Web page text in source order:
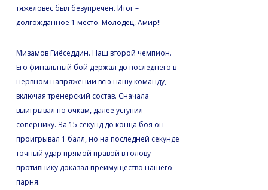
тяжеловес был безупречен. Итог –
долгожданное 1 место. Молодец, Амир!!
Мизамов Гиёседдин. Наш второй чемпион.
Его финальный бой держал до последнего в
нервном напряжении всю нашу команду,
включая тренерский состав. Сначала
выигрывал по очкам, далее уступил
сопернику. За 15 секунд до конца боя он
проигрывал 1 балл, но на последней секунде
точный удар прямой правой в голову
противнику доказал преимущество нашего
парня.